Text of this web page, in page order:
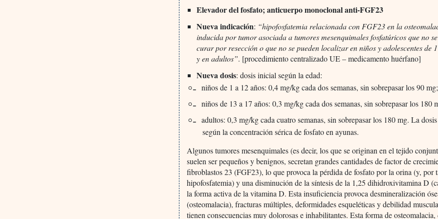
Elevador del fosfato; anticuerpo monoclonal anti-FGF23
Nueva indicación: “hipofosfatemia relacionada con FGF23 en la
inducida por tumor asociada a tumores mesenquimales fosfatúricos que no
curar por resección o que no se pueden localizar en niños y adolescentes de
y en adultos”. [procedimiento centralizado UE – medicamento huérfano]
Nueva dosis: dosis inicial según la edad:
niños de 1 a 12 años: 0,4 mg/kg cada dos semanas, sin sobrepasar los 90 mg;
niños de 13 a 17 años: 0,3 mg/kg cada dos semanas, sin sobrepasar los 180
adultos: 0,3 mg/kg cada cuatro semanas, sin sobrepasar los 180 mg. La
según la concentración sérica de fosfato en ayunas.
Algunos tumores mesenquimales (es decir, los que se originan en el tejido
suelen ser pequeños y benignos, secretan grandes cantidades de factor de
fibroblastos 23 (FGF23), lo que provoca la pérdida de fosfato por la orina (y, por
hipofosfatemia) y una disminución de la síntesis de la 1,25 dihidroxivitamina D
la forma activa de la vitamina D. Esta insuficiencia provoca desmineralización
(osteomalacia), fracturas múltiples, deformidades esqueléticas y debilidad
tienen consecuencias muy dolorosas e inhabilitantes. Esta forma de osteomalacia,